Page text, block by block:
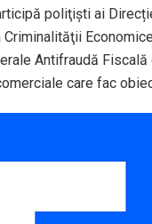
poliţiști ai
Criminalităţii
Antifraudă
care fac